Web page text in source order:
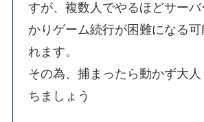
すが、複数人でやるほどサー
かりゲーム続行が困難になる可
れます。
その為、捕まったら動かず大
ちましょう